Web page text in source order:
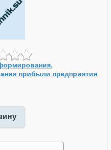
прибыли предприятия